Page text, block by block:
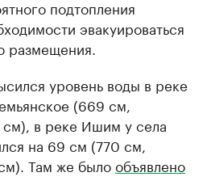
подтопления
эвакуироваться
размещения.
уровень воды в реке
(669 см,
в реке Ишим у села
на 69 см (770 см,
Там же былообъявлено